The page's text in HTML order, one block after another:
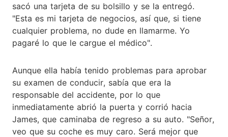
sacó una tarjeta de su bolsillo y se la entregó.
"Esta es mi tarjeta de negocios, así que, si tiene
cualquier problema, no dude en llamarme. Yo
pagaré lo que le cargue el médico".
Aunque ella había tenido problemas para aprobar
su examen de conducir, sabía que era la
responsable del accidente, por lo que
inmediatamente abrió la puerta y corrió hacia
James, que caminaba de regreso a su auto. "Señor,
veo que su coche es muy caro. Será mejor que